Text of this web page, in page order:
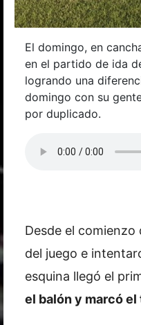
El domingo, en
en el partido de ida
logrando una
domingo con su
por duplicado.
Desde el comienzo
del juego e
esquina llegó el
el balón y marcó el